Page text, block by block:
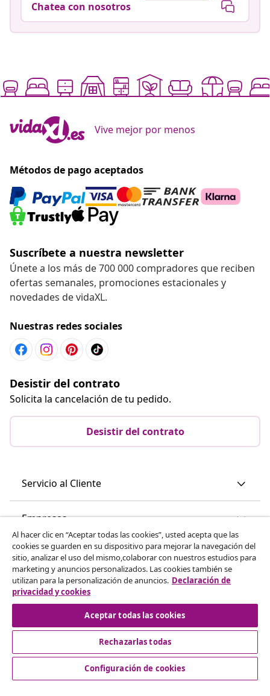
Chatea con nosotros
Vive mejor por menos
Métodos de pago aceptados
Suscríbete a nuestra newsletter
Únete a los más de 700 000 compradores que reciben
ofertas semanales, promociones estacionales y
novedades de vidaXL.
Nuestras redes sociales
Desistir del contrato
Solicita la cancelación de tu pedido.
Desistir del contrato
Servicio al Cliente
Empresas
vidaXL
Descubre mas
Al hacer clic en “Aceptar todas las cookies”, usted acepta que las
cookies se guarden en su dispositivo para mejorar la navegación del
sitio, analizar el uso del mismo,colaborar con nuestros estudios para
marketing y anuncios personalizados. Las cookies también se
utilizan para la personalización de anuncios. Declaración de
privacidad y cookies
Aceptar todas las cookies
Rechazarlas todas
Configuración de cookies